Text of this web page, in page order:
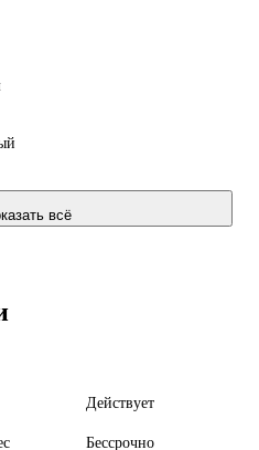
всё
Действует
Бессрочно